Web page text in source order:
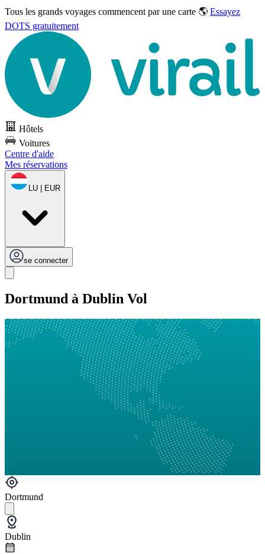
Tous les grands voyages commencent par une carte 🌎 Essayez
DOTS gratuitement
Hôtels
Voitures
Centre d'aide
Mes réservations
LU | EUR
se connecter
Dortmund à Dublin Vol
Dortmund
Dublin